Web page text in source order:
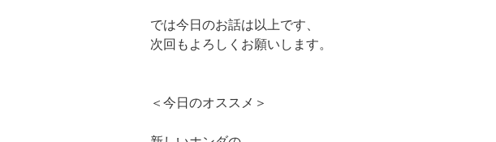
では今日のお話は以上です、
次回もよろしくお願いします。
＜今日のオススメ＞